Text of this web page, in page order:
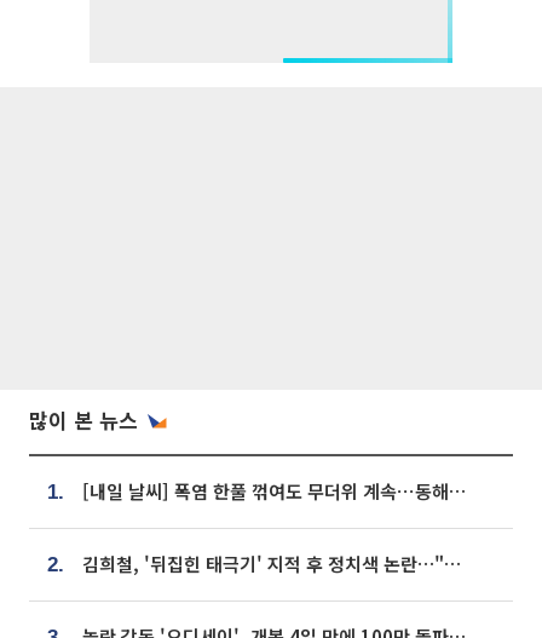
많이 본 뉴스
1. [내일 날씨] 폭염 한풀 꺾여도 무더위 계속⋯동해안 이틀 연속 비
2. 김희철, '뒤집힌 태극기' 지적 후 정치색 논란…"좌우 떠나 우리나라 국기"